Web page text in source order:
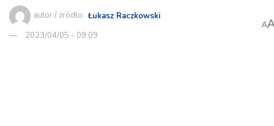
autor / źródło: Łukasz Raczkowski
2023/04/05 - 09:09
A